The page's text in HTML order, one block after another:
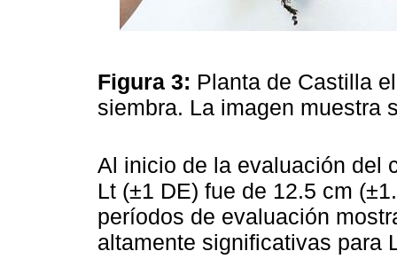
Figura 3: Planta de Castilla
siembra. La imagen muestra
Al inicio de la evaluación del
Lt (±1 DE) fue de 12.5 cm
períodos de evaluación
altamente significativas para